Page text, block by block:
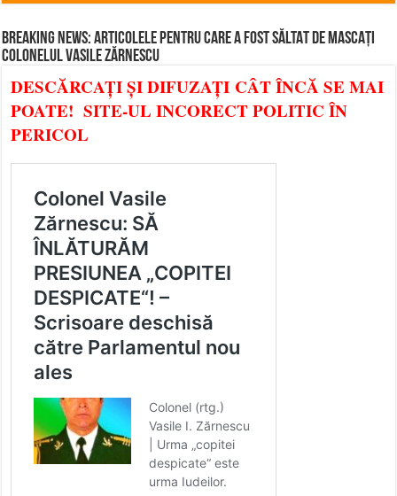
BREAKING NEWS: ARTICOLELE PENTRU CARE A FOST SĂLTAT DE MASCAȚI
COLONELUL VASILE ZĂRNESCU
DESCĂRCAȚI ȘI DIFUZAȚI CÂT ÎNCĂ SE MAI
POATE! SITE-UL INCORECT POLITIC ÎN
PERICOL